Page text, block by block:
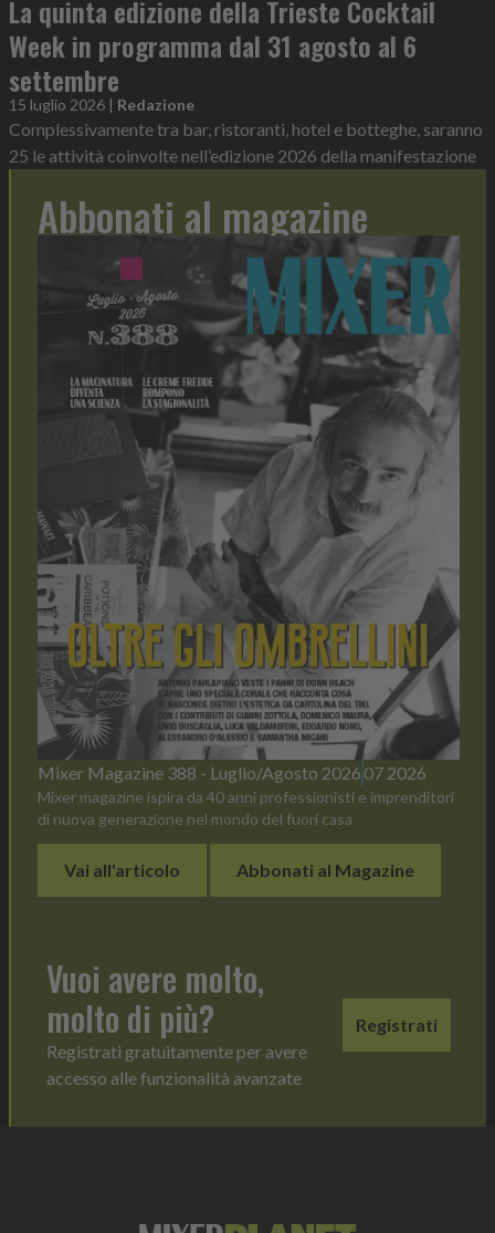
La quinta edizione della Trieste Cocktail
Week in programma dal 31 agosto al 6
settembre
15 luglio 2026 | Redazione
Complessivamente tra bar, ristoranti, hotel e botteghe, saranno
25 le attività coinvolte nell’edizione 2026 della manifestazione
Abbonati al magazine
Mixer Magazine 388 - Luglio/Agosto 2026 07 2026
Mixer magazine ispira da 40 anni professionisti e imprenditori
di nuova generazione nel mondo del fuori casa
Vai all'articolo Abbonati al Magazine
Vuoi avere molto,
molto di più?
Registrati gratuitamente per avere
accesso alle funzionalità avanzate
Registrati